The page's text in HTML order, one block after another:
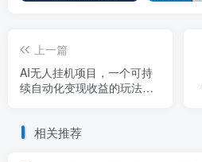
上一篇
AI无人挂机项目，一个可持
续自动化变现收益的玩法，
相关推荐